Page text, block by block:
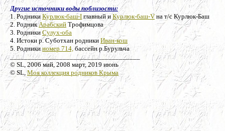
Другие источники воды поблизости:
1. РодникиКурлюк-баш-I главный иКурлюк-баш-Vна т/с Курлюк-Баш
2. РодникАрабский Трофимцова
3. Родники Сулух-оба
4. Истоки р. Суботхан родники Иван-кош
5. Родникиномер 714, бассейн р.Бурульча
_____________________________________
© SL, 2006 май, 2008 март, 2019 июнь
© SL,Моя коллекция родников Крыма